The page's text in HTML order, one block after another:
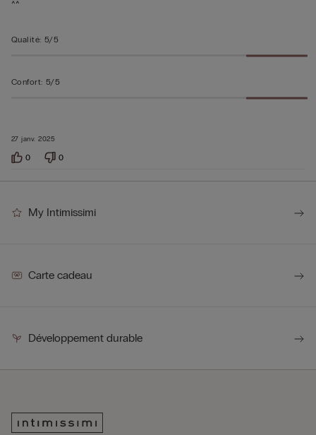
27 janv. 2025
^^
Qualité: 5/5
Confort: 5/5
0 0
My Intimissimi
Carte cadeau
Développement durable